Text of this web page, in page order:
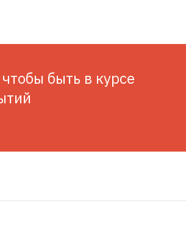
чтобы быть в курсе